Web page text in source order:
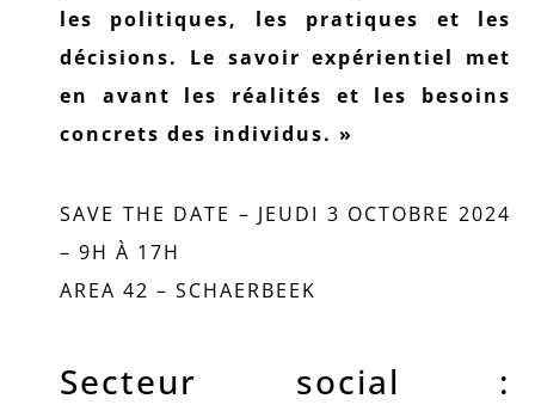
les politiques, les pratiques et les
décisions. Le savoir expérientiel met
en avant les réalités et les besoins
concrets des individus. »
SAVE THE DATE – JEUDI 3 OCTOBRE 2024
– 9H À 17H
AREA 42 – SCHAERBEEK
Secteur social :